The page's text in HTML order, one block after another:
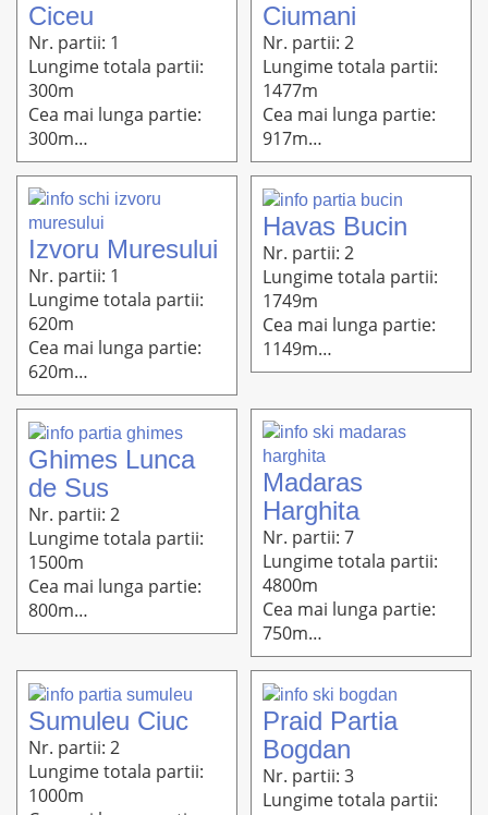
Ciceu
Nr. partii: 1
Lungime totala partii:
300m
Cea mai lunga partie:
300m
Altitudine: 950m-600m
Ciumani
Nr. partii: 2
Lungime totala partii:
1477m
Cea mai lunga partie:
917m
Altitudine: 1129m-838m
Izvoru Muresului
Nr. partii: 1
Lungime totala partii:
620m
Cea mai lunga partie:
620m
Altitudine: 900m-800m
Havas Bucin
Nr. partii: 2
Lungime totala partii:
1749m
Cea mai lunga partie:
1149m
Altitudine: 1360m-
Ghimes Lunca
de Sus
Nr. partii: 2
Lungime totala partii:
1500m
Cea mai lunga partie:
800m
Altitudine: 1060m-900m
Madaras
Harghita
Nr. partii: 7
Lungime totala partii:
4800m
Cea mai lunga partie:
750m
Altitudine: 1760m-
1473m
Sumuleu Ciuc
Nr. partii: 2
Lungime totala partii:
1000m
Praid Partia
Bogdan
Nr. partii: 3
Lungime totala partii: